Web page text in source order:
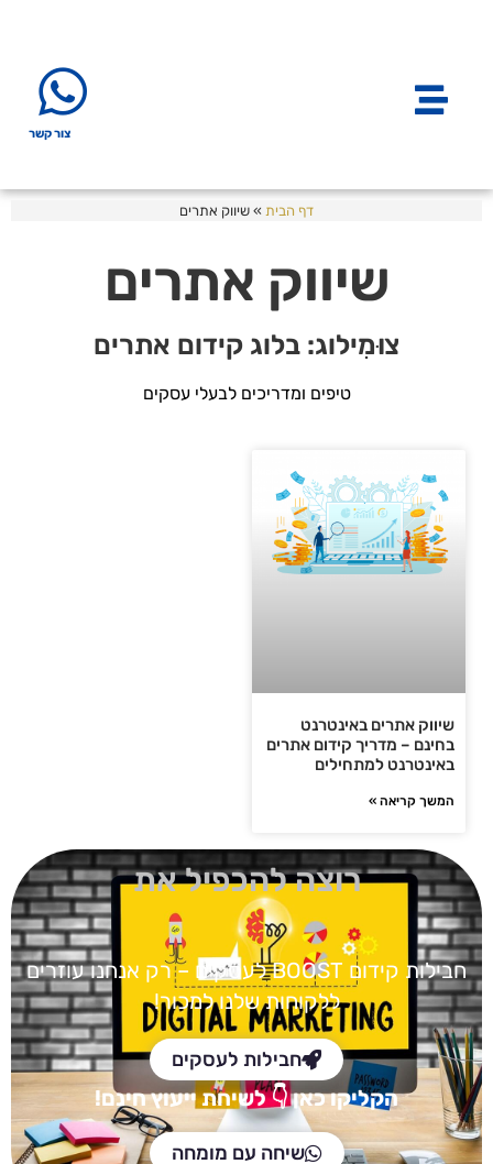
צור קשר
דף הבית » שיווק אתרים
שיווק אתרים
צוּמִילוג: בלוג קידום אתרים
טיפים ומדריכים לבעלי עסקים
שיווק אתרים באינטרנט
בחינם – מדריך קידום אתרים
באינטרנט למתחילים
המשך קריאה »
רוצה להכפיל את
חבילות קידום BOOST
לעסקים – רק אנחנו עוזרים
ללקוחות שלנו למכור!
חבילות לעסקים
הקליקו כאן👇 לשיחת ייעוץ חינם!
שיחה עם מומחה